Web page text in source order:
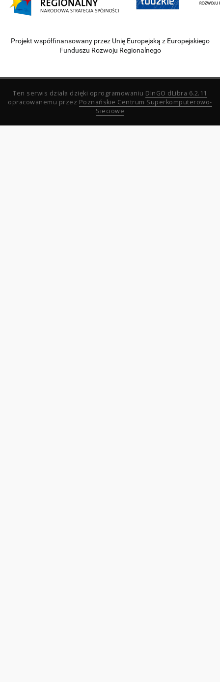
Projekt współfinansowany przez Unię Europejską z Europejskiego
Funduszu Rozwoju Regionalnego
Ten serwis działa dzięki oprogramowaniu DInGO dLibra 6.2.11
opracowanemu przez Poznańskie Centrum Superkomputerowo-
Sieciowe